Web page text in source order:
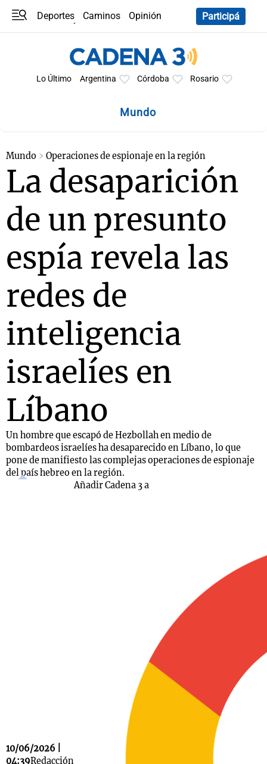
Deportes Caminos
Opinión
Participá
Lo Último Argentina Córdoba Rosario
Mundo
Mundo Operaciones de espionaje en la región
La desaparición
de un presunto
espía revela las
redes de
inteligencia
israelíes en
Líbano
Un hombre que escapó de Hezbollah en medio de
bombardeos israelíes ha desaparecido en Líbano, lo que
pone de manifiesto las complejas operaciones de espionaje
del país hebreo en la región.
10/06/2026 |
04:39Redacción
Añadir Cadena 3 a
La Sole en
Cadena 3